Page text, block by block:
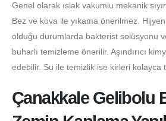
Genel olarak ıslak vakumlu mekanik
Bez ve kova ile yıkama önerilmez.
olduğu durumlarda bakterist solüsyonu
buharlı temizleme önerilir. Aşındırıcı
edebilir. Su ile temizlik ise kirleri kolayca
Çanakkale Gelibolu